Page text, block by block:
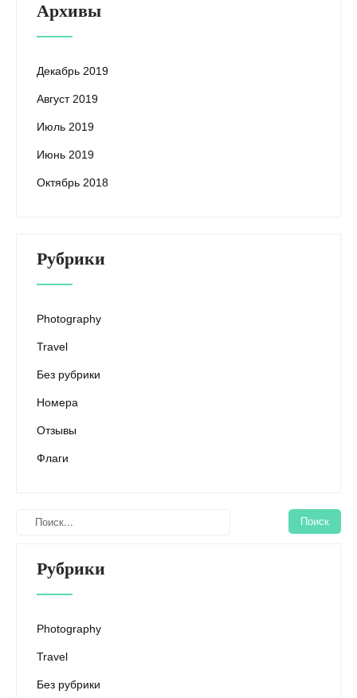
Архивы
Декабрь 2019
Август 2019
Июль 2019
Июнь 2019
Октябрь 2018
Рубрики
Photography
Travel
Без рубрики
Номера
Отзывы
Флаги
Рубрики
Photography
Travel
Без рубрики